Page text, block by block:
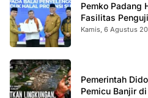
Pemko Padang
Fasilitas
Kamis, 6 Agustus
Pemerintah
Pemicu Banjir